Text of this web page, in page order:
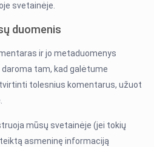
svetainėje.
duomenis
ir jo metaduomenys
tam, kad galėtume
tolesnius komentarus, užuot
mūsų svetainėje (jei tokių
asmeninę informaciją